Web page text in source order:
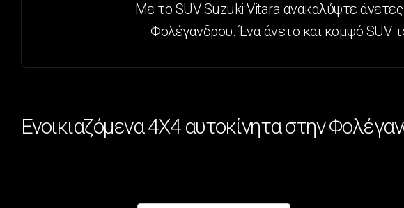
Με το SUV Suzuki Vitara ανακαλύψτε
Φολέγανδρου. Ένα άνετο και κομψό SUV
Ενοικιαζόμενα 4Χ4 αυτοκίνητα στην